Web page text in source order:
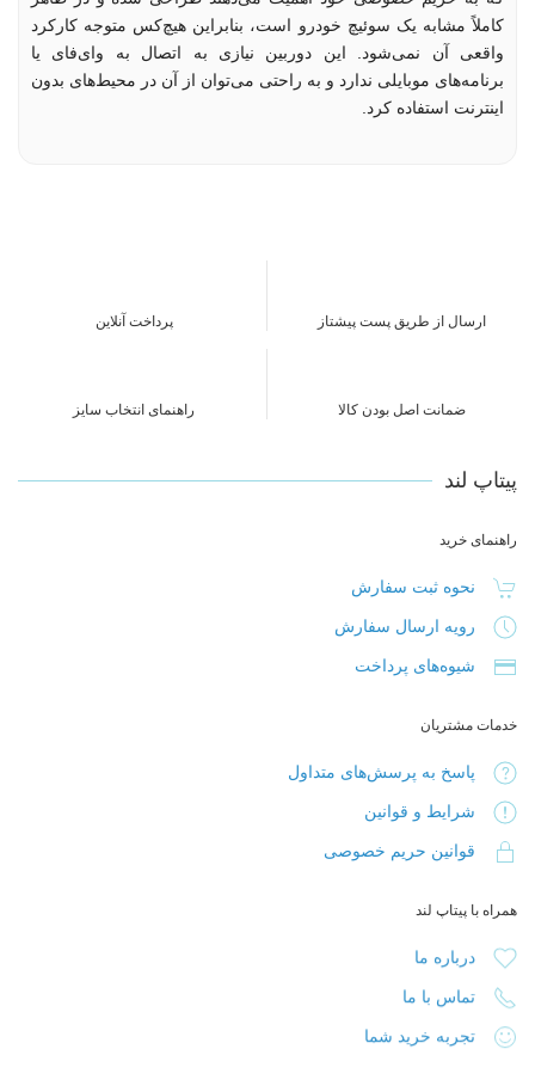
کاملاً مشابه یک سوئیچ خودرو است، بنابراین هیچ‌کس متوجه کارکرد
واقعی آن نمی‌شود. این دوربین نیازی به اتصال به وای‌فای یا
برنامه‌های موبایلی ندارد و به راحتی می‌توان از آن در محیط‌های بدون
اینترنت استفاده کرد.
ارسال از طریق پست پیشتاز پرداخت آنلاین
ضمانت اصل بودن کالا راهنمای انتخاب سایز
پیتاپ لند
راهنمای خرید
نحوه ثبت سفارش
رویه ارسال سفارش
شیوه‌های پرداخت
خدمات مشتریان
پاسخ به پرسش‌های متداول
شرایط و قوانین
قوانین حریم خصوصی
همراه با پیتاپ لند
درباره ما
تماس با ما
تجربه خرید شما